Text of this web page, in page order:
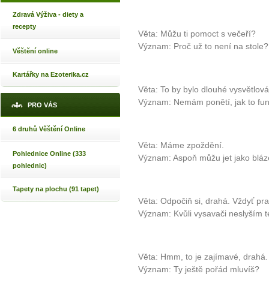
Zdravá Výživa - diety a
recepty
Věštění online
Kartářky na Ezoterika.cz
PRO VÁS
6 druhů Věštění Online
Pohlednice Online (333
pohlednic)
Tapety na plochu (91 tapet)
Věta: Můžu ti pomoct s večeří?
Význam: Proč už to není na stole?
Věta: To by bylo dlouhé
Význam: Nemám ponětí, jak to
Věta: Máme zpoždění.
Význam: Aspoň můžu jet jako
Věta: Odpočiň si, drahá. Vždyť
Význam: Kvůli vysavači neslyším
Věta: Hmm, to je zajímavé, drahá.
Význam: Ty ještě pořád mluvíš?